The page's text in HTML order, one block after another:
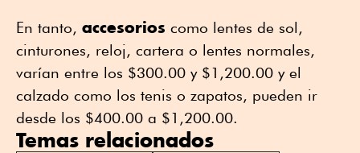
En tanto, accesorios como lentes de sol,
cinturones, reloj, cartera o lentes normales,
varían entre los $300.00 y $1,200.00 y el
calzado como los tenis o zapatos, pueden ir
desde los $400.00 a $1,200.00.
Temas relacionados